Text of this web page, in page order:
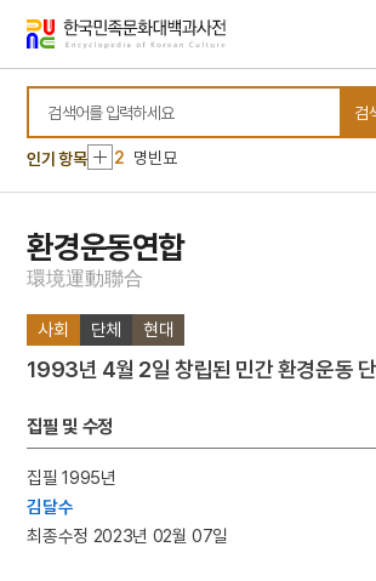
바로가기
바로가기
검색어를 입력하
검
인기 항목
10 동명왕편
1 금성대군
2 명빈묘
3 일제강점기
4
세조
5 장안사
7
3·1독립선언서
8
김문기
10 동명왕편
1
환경운동연합
環境運動聯合
사회 단체 현대
1993년 4월 2일 창립된 민간 환경운동
집필 및 수정
집필 1995년
김달수
최종수정 2023년 02월 07일